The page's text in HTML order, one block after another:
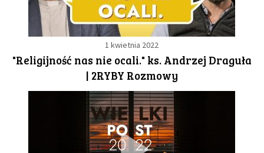
1 kwietnia 2022
"Religijność nas nie ocali." ks. Andrzej Draguła
| 2RYBY Rozmowy